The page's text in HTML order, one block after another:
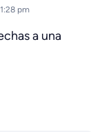
pm
a una